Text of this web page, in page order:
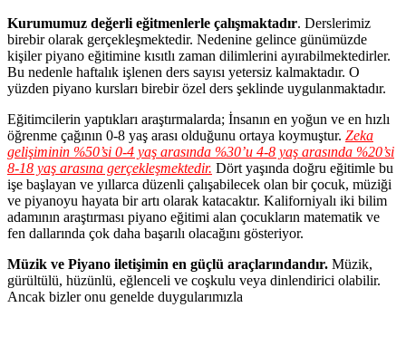
Kurumumuz değerli eğitmenlerle çalışmaktadır. Derslerimiz
birebir olarak gerçekleşmektedir. Nedenine gelince günümüzde
kişiler piyano eğitimine kısıtlı zaman dilimlerini ayırabilmektedirler.
Bu nedenle haftalık işlenen ders sayısı yetersiz kalmaktadır. O
yüzden piyano kursları birebir özel ders şeklinde uygulanmaktadır.
Eğitimcilerin yaptıkları araştırmalarda; İnsanın en yoğun ve en hızlı
öğrenme çağının 0-8 yaş arası olduğunu ortaya koymuştur. Zeka
gelişiminin %50’si 0-4 yaş arasında %30’u 4-8 yaş arasında %20’si
8-18 yaş arasına gerçekleşmektedir. Dört yaşında doğru eğitimle bu
işe başlayan ve yıllarca düzenli çalışabilecek olan bir çocuk, müziği
ve piyanoyu hayata bir artı olarak katacaktır. Kaliforniyalı iki bilim
adamının araştırması piyano eğitimi alan çocukların matematik ve
fen dallarında çok daha başarılı olacağını gösteriyor.
Müzik ve Piyano iletişimin en güçlü araçlarındandır. Müzik,
gürültülü, hüzünlü, eğlenceli ve coşkulu veya dinlendirici olabilir.
Ancak bizler onu genelde duygularımızla